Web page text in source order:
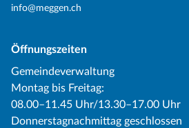
info@meggen.ch
Öffnungszeiten
Gemeindeverwaltung
Montag bis Freitag:
08.00–11.45 Uhr/13.30–17.00 Uhr
Donnerstagnachmittag geschlossen